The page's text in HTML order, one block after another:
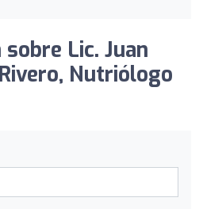
Lic. Juan
Nutriólogo